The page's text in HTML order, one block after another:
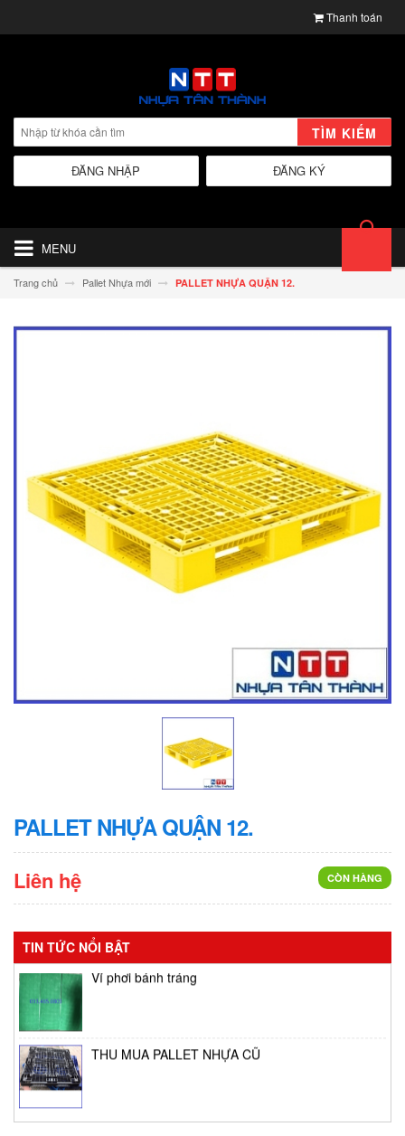
Thanh toán
TÌM KIẾM
ĐĂNG KÝ
ĐĂNG NHẬP
MENU
Trang chủ Pallet Nhựa mới PALLET NHỰA QUẬN 12.
PALLET NHỰA QUẬN 12.
CÒN HÀNG
Liên hệ
TIN TỨC NỔI BẬT
Vỉ phơi bánh tráng
THU MUA PALLET NHỰA CŨ
Thùng giữ lạnh tại Bình Tân